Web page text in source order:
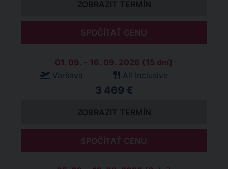
ZOBRAZIT TERMÍN
SPOČÍTAŤ CENU
01. 09. - 16. 09. 2026 (15 dní)
Varšava
All Inclusive
3 469 €
ZOBRAZIT TERMÍN
SPOČÍTAŤ CENU